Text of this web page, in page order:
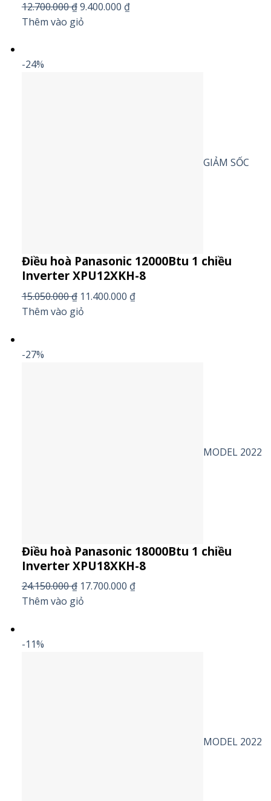
12.700.000 ₫9.400.000 ₫
Thêm vào giỏ
-24%
GIẢM SỐC
Điều hoà Panasonic 12000Btu 1 chiều
Inverter XPU12XKH-8
15.050.000 ₫ 11.400.000 ₫
Thêm vào giỏ
-27%
MODEL 2022
Điều hoà Panasonic 18000Btu 1 chiều
Inverter XPU18XKH-8
24.150.000 ₫ 17.700.000 ₫
Thêm vào giỏ
-11%
MODEL 2022